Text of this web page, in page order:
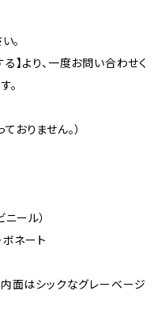
。
】より、一度お問い合わせく
。
おりません。）
ール）
ネート
面はシックなグレーベージ